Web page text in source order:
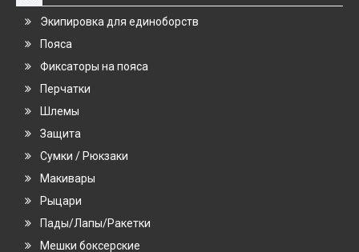
Экипировка для единоборств
Пояса
Фиксаторы на пояса
Перчатки
Шлемы
Защита
Сумки / Рюкзаки
Макивары
Рыцари
Пады/Лапы/Ракетки
Мешки боксерские